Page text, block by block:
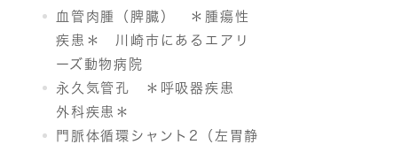
血管肉腫（脾臓） ＊腫瘍性
疾患＊ 川崎市にあるエアリ
ーズ動物病院
永久気管孔 ＊呼吸器疾患
外科疾患＊
門脈体循環シャント2（左胃静